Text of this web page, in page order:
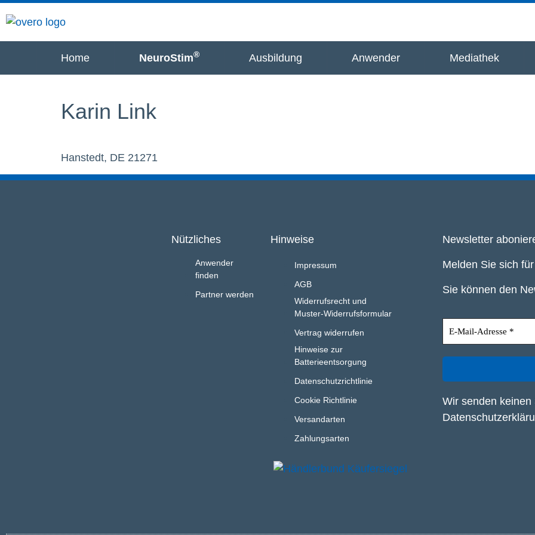
Home NeuroStim® Ausbildung Anwender Mediathek
Karin Link
Hanstedt, DE 21271
Nützliches
Anwender
finden
Partner werden
Hinweise
Impressum
AGB
Widerrufsrecht und
Muster-Widerrufsformular
Vertrag widerrufen
Hinweise zur
Batterieentsorgung
Datenschutzrichtlinie
Cookie Richtlinie
Versandarten
Zahlungsarten
Newsletter
Melden Sie sich
Sie können den
Wir senden